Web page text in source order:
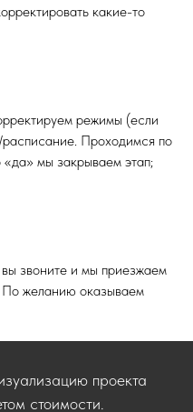
какие-то
режимы (если
Проходимся по
«да» мы закрываем этап;
звоните и мы приезжаем
По желанию оказываем
проекта
стоимости.